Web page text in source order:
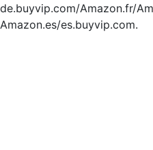
de.buyvip.com/Amazon.fr/
Amazon.es/es.buyvip.com.